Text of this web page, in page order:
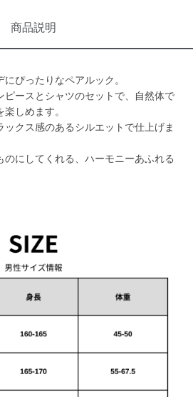
商品説明
ぴったりなペアルック。
ピースとシャツのセットで、自然体で
しめます。
ックス感のあるシルエットで仕上げま
のにしてくれる、ハーモニーあふれる